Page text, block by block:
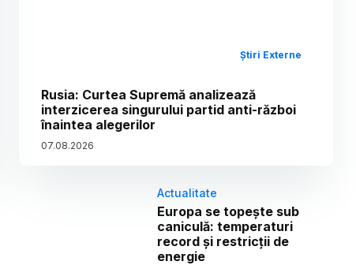
Știri Externe
Rusia: Curtea Supremă analizează
interzicerea singurului partid anti-război
înaintea alegerilor
07.08.2026
Actualitate
Europa se topește sub
caniculă: temperaturi
record și restricții de
energie